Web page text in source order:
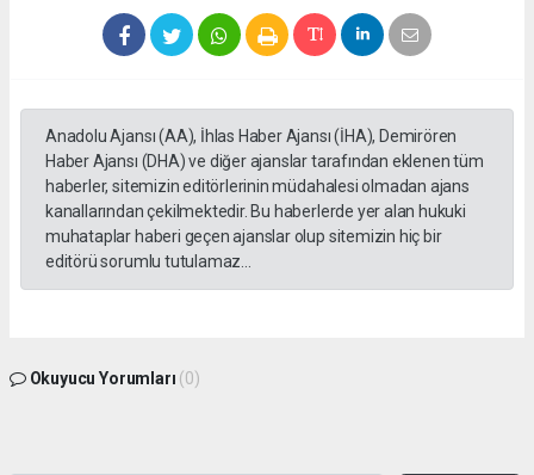
Anadolu Ajansı (AA), İhlas Haber Ajansı (İHA), Demirören
Haber Ajansı (DHA) ve diğer ajanslar tarafından eklenen tüm
haberler, sitemizin editörlerinin müdahalesi olmadan ajans
kanallarından çekilmektedir. Bu haberlerde yer alan hukuki
muhataplar haberi geçen ajanslar olup sitemizin hiç bir
editörü sorumlu tutulamaz...
Okuyucu Yorumları (0)